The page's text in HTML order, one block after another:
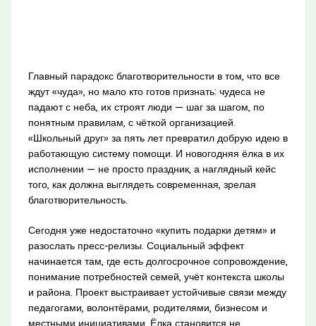
Главный парадокс благотворительности в том, что все
ждут «чуда», но мало кто готов признать: чудеса не
падают с неба, их строят люди — шаг за шагом, по
понятным правилам, с чёткой организацией.
«Школьный друг» за пять лет превратил добрую идею в
работающую систему помощи. И новогодняя ёлка в их
исполнении — не просто праздник, а наглядный кейс
того, как должна выглядеть современная, зрелая
благотворительность.
Сегодня уже недостаточно «купить подарки детям» и
разослать пресс-релизы. Социальный эффект
начинается там, где есть долгосрочное сопровождение,
понимание потребностей семей, учёт контекста школы
и района. Проект выстраивает устойчивые связи между
педагогами, волонтёрами, родителями, бизнесом и
местными инициативами. Ёлка становится не